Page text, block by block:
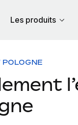
Les produits
POLOGNE